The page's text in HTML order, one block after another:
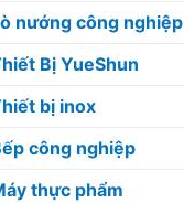
nướng công nghiệp
Bị YueShun
bị inox
công nghiệp
thực phẩm